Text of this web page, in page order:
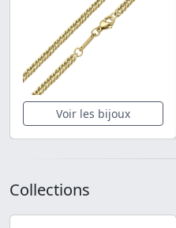
Voir les bijoux
Collections